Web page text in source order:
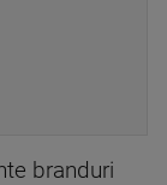
branduri